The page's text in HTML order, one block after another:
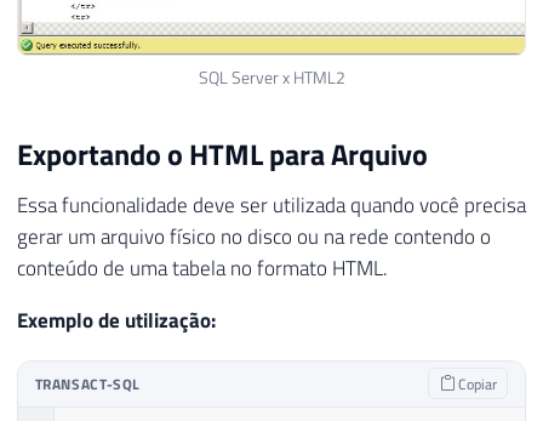
43
47
49
50
51
53
54
55
        DATA_TYPE nvarchar
(128),
        CHARACTER_MAXIMUM_LENGTH
)
INSERT INTO
#Colunas
EXEC(@query)
IF (@Fl_Aplica_Estilo_Padrao = 1)
SQL Server x HTML2
Exportando o HTML para Arquivo
Essa funcionalidade deve ser utilizada quando você precisa
gerar um arquivo físico no disco ou na rede contendo o
conteúdo de uma tabela no formato HTML.
Exemplo de utilização:
TRANSACT-SQL Copiar